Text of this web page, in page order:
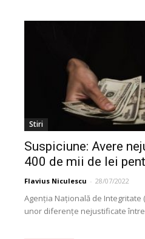
Stiri
Suspiciune: Avere
400 de mii de lei
Flavius Niculescu - 28/07/2022
Agenția Națională de Integritate
unor diferențe nejustificate
aceștia, se...